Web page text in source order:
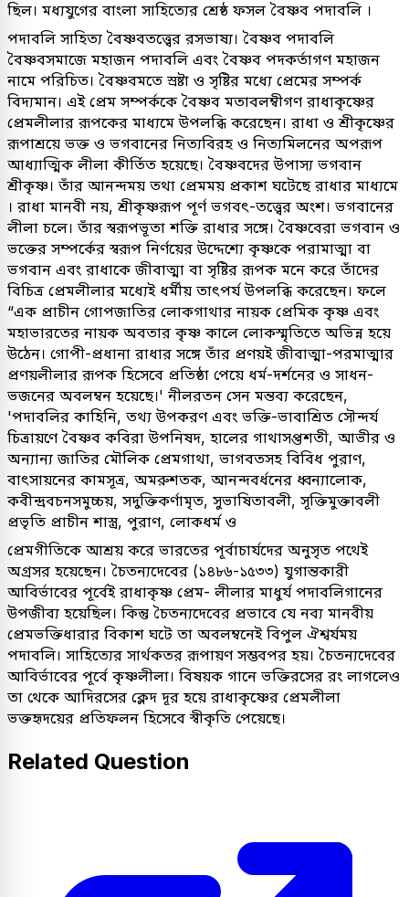
ছিল। মধ্যযুগের বাংলা সাহিত্যের শ্রেষ্ঠ ফসল বৈষ্ণব পদাবলি ।
পদাবলি সাহিত্য বৈষ্ণবতত্ত্বের রসভাষ্য। বৈষ্ণব পদাবলি
বৈষ্ণবসমাজে মহাজন পদাবলি এবং বৈষ্ণব পদকর্তাগণ মহাজন
নামে পরিচিত। বৈষ্ণবমতে স্রষ্টা ও সৃষ্টির মধ্যে প্রেমের সম্পর্ক
বিদ্যমান। এই প্রেম সম্পর্ককে বৈষ্ণব মতাবলম্বীগণ রাধাকৃষ্ণের
প্রেমলীলার রূপকের মাধ্যমে উপলব্ধি করেছেন। রাধা ও শ্রীকৃষ্ণের
রূপাশ্রয়ে ভক্ত ও ভগবানের নিত্যবিরহ ও নিত্যমিলনের অপরূপ
আধ্যাত্মিক লীলা কীর্তিত হয়েছে। বৈষ্ণবদের উপাস্য ভগবান
শ্রীকৃষ্ণ। তাঁর আনন্দময় তথা প্রেমময় প্রকাশ ঘটেছে রাধার মাধ্যমে
। রাধা মানবী নয়, শ্রীকৃষ্ণরূপ পূর্ণ ভগবৎ-তত্ত্বের অংশ। ভগবানের
লীলা চলে। তাঁর স্বরূপভূতা শক্তি রাধার সঙ্গে। বৈষ্ণবেরা ভগবান ও
ভক্তের সম্পর্কের স্বরূপ নির্ণয়ের উদ্দেশ্যে কৃষ্ণকে পরামাত্মা বা
ভগবান এবং রাধাকে জীবাত্মা বা সৃষ্টির রূপক মনে করে তাঁদের
বিচিত্র প্রেমলীলার মধ্যেই ধর্মীয় তাৎপর্য উপলব্ধি করেছেন। ফলে
“এক প্রাচীন গোপজাতির লোকগাথার নায়ক প্রেমিক কৃষ্ণ এবং
মহাভারতের নায়ক অবতার কৃষ্ণ কালে লোকস্মৃতিতে অভিন্ন হয়ে
উঠেন। গোপী-প্রধানা রাধার সঙ্গে তাঁর প্রণয়ই জীবাত্মা-পরমাত্মার
প্রণয়লীলার রূপক হিসেবে প্রতিষ্ঠা পেয়ে ধর্ম-দর্শনের ও সাধন-
ভজনের অবলম্বন হয়েছে।' নীলরতন সেন মন্তব্য করেছেন,
'পদাবলির কাহিনি, তথ্য উপকরণ এবং ভক্তি-ভাবাশ্রিত সৌন্দর্য
চিত্রায়ণে বৈষ্ণব কবিরা উপনিষদ, হালের গাথাসপ্তশতী, আভীর ও
অন্যান্য জাতির মৌলিক প্রেমগাথা, ভাগবতসহ বিবিধ পুরাণ,
বাৎসায়নের কামসূত্র, অমরুশতক, আনন্দবর্ধনের ধ্বন্যালোক,
কবীন্দ্রবচনসমুচ্চয়, সদুক্তিকর্ণামৃত, সুভাষিতাবলী, সূক্তিমুক্তাবলী
প্রভৃতি প্রাচীন শাস্ত্র, পুরাণ, লোকধর্ম ও
প্রেমগীতিকে আশ্রয় করে ভারতের পূর্বাচার্যদের অনুসৃত পথেই
অগ্রসর হয়েছেন। চৈতন্যদেবের (১৪৮৬-১৫৩৩) যুগান্তকারী
আবির্ভাবের পূর্বেই রাধাকৃষ্ণ প্রেম- লীলার মাধুর্য পদাবলিগানের
উপজীব্য হয়েছিল। কিন্তু চৈতন্যদেবের প্রভাবে যে নব্য মানবীয়
প্রেমভক্তিধারার বিকাশ ঘটে তা অবলম্বনেই বিপুল ঐশ্বর্যময়
পদাবলি। সাহিত্যের সার্থকতর রূপায়ণ সম্ভবপর হয়। চৈতন্যদেবের
আবির্ভাবের পূর্বে কৃষ্ণলীলা। বিষয়ক গানে ভক্তিরসের রং লাগলেও
তা থেকে আদিরসের ক্লেদ দূর হয়ে রাধাকৃষ্ণের প্রেমলীলা
ভক্তহৃদয়ের প্রতিফলন হিসেবে স্বীকৃতি পেয়েছে।
Related Question